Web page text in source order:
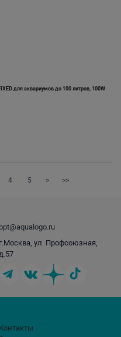
для аквариумов до 100 литров, 100W
4 5 > >>
Контакты
г.Москва, ул. Профсоюзная,